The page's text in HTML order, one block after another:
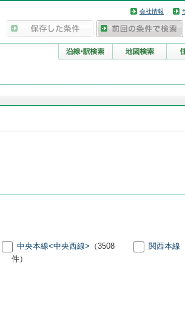
会社情報
中央本線<中央西線> （3508
件）
関西本線